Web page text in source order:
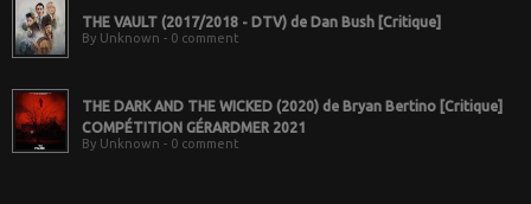
THE VAULT (2017/2018 - DTV) de Dan Bush [Critique]
By Unknown - 0 comment
THE DARK AND THE WICKED (2020) de Bryan Bertino [Critique]
COMPÉTITION GÉRARDMER 2021
By Unknown - 0 comment